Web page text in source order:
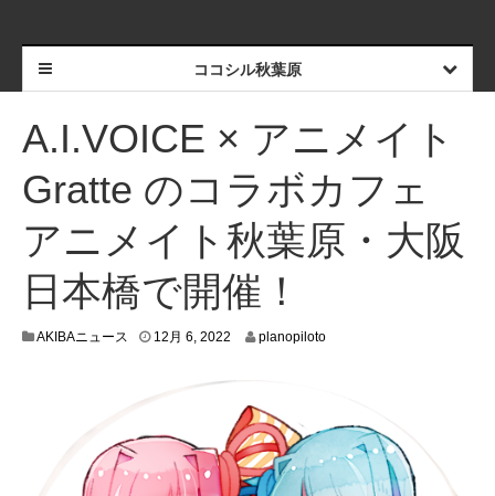
ココシル秋葉原
A.I.VOICE × アニメイト
Gratte のコラボカフェ
アニメイト秋葉原・大阪
日本橋で開催！
AKIBAニュース 12月 6, 2022
,
2
0
planopiloto